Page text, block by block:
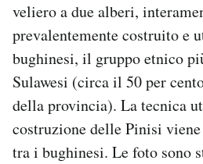
AREA PERSONALE
Area Personale
Newsletter
Notifiche mobile
Regala il Post
Hai bisogno di aiuto?
Esci
veliero a due alberi,
prevalentemente costruito e
bughinesi, il gruppo etnico
Sulawesi (circa il 50 per
della provincia). La tecnica
costruzione delle Pinisi
tra i bughinesi. Le foto sono